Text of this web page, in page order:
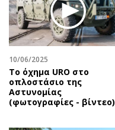
10/06/2025
Το όχημα URO στο
οπλοστάσιο της
Αστυνομίας
(φωτογραφίες - βίντεο)